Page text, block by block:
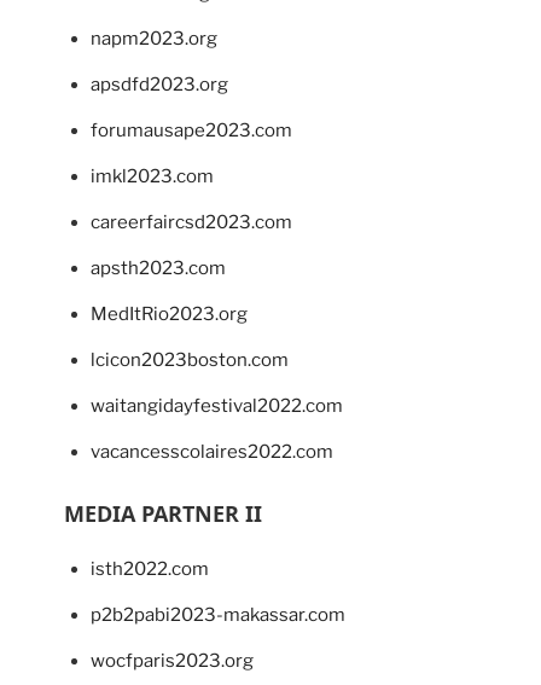
napm2023.org
apsdfd2023.org
forumausape2023.com
imkl2023.com
careerfaircsd2023.com
apsth2023.com
MedItRio2023.org
lcicon2023boston.com
waitangidayfestival2022.com
vacancesscolaires2022.com
MEDIA PARTNER II
isth2022.com
p2b2pabi2023-makassar.com
wocfparis2023.org